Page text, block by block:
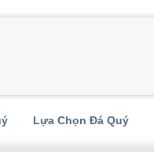
Lựa Chọn Đá Quý